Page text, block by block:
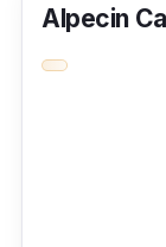
Malah
anda
Alpecin